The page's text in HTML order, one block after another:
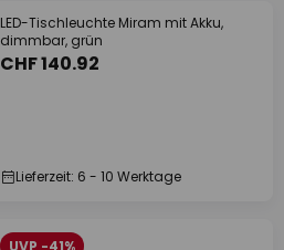
LED-Tischleuchte Miram mit Akku,
dimmbar, grün
CHF 140.92
Lieferzeit: 6 - 10 Werktage
UVP -41%